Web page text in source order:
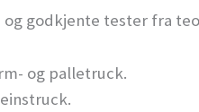
godkjente tester fra
og palletruck.